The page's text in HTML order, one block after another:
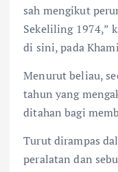
sah mengikut
Sekeliling 1974,”
di sini, pada
Menurut beliau,
tahun yang
ditahan bagi
Turut dirampas
peralatan dan